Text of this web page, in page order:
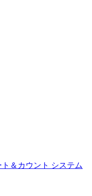
ト＆カウント システム